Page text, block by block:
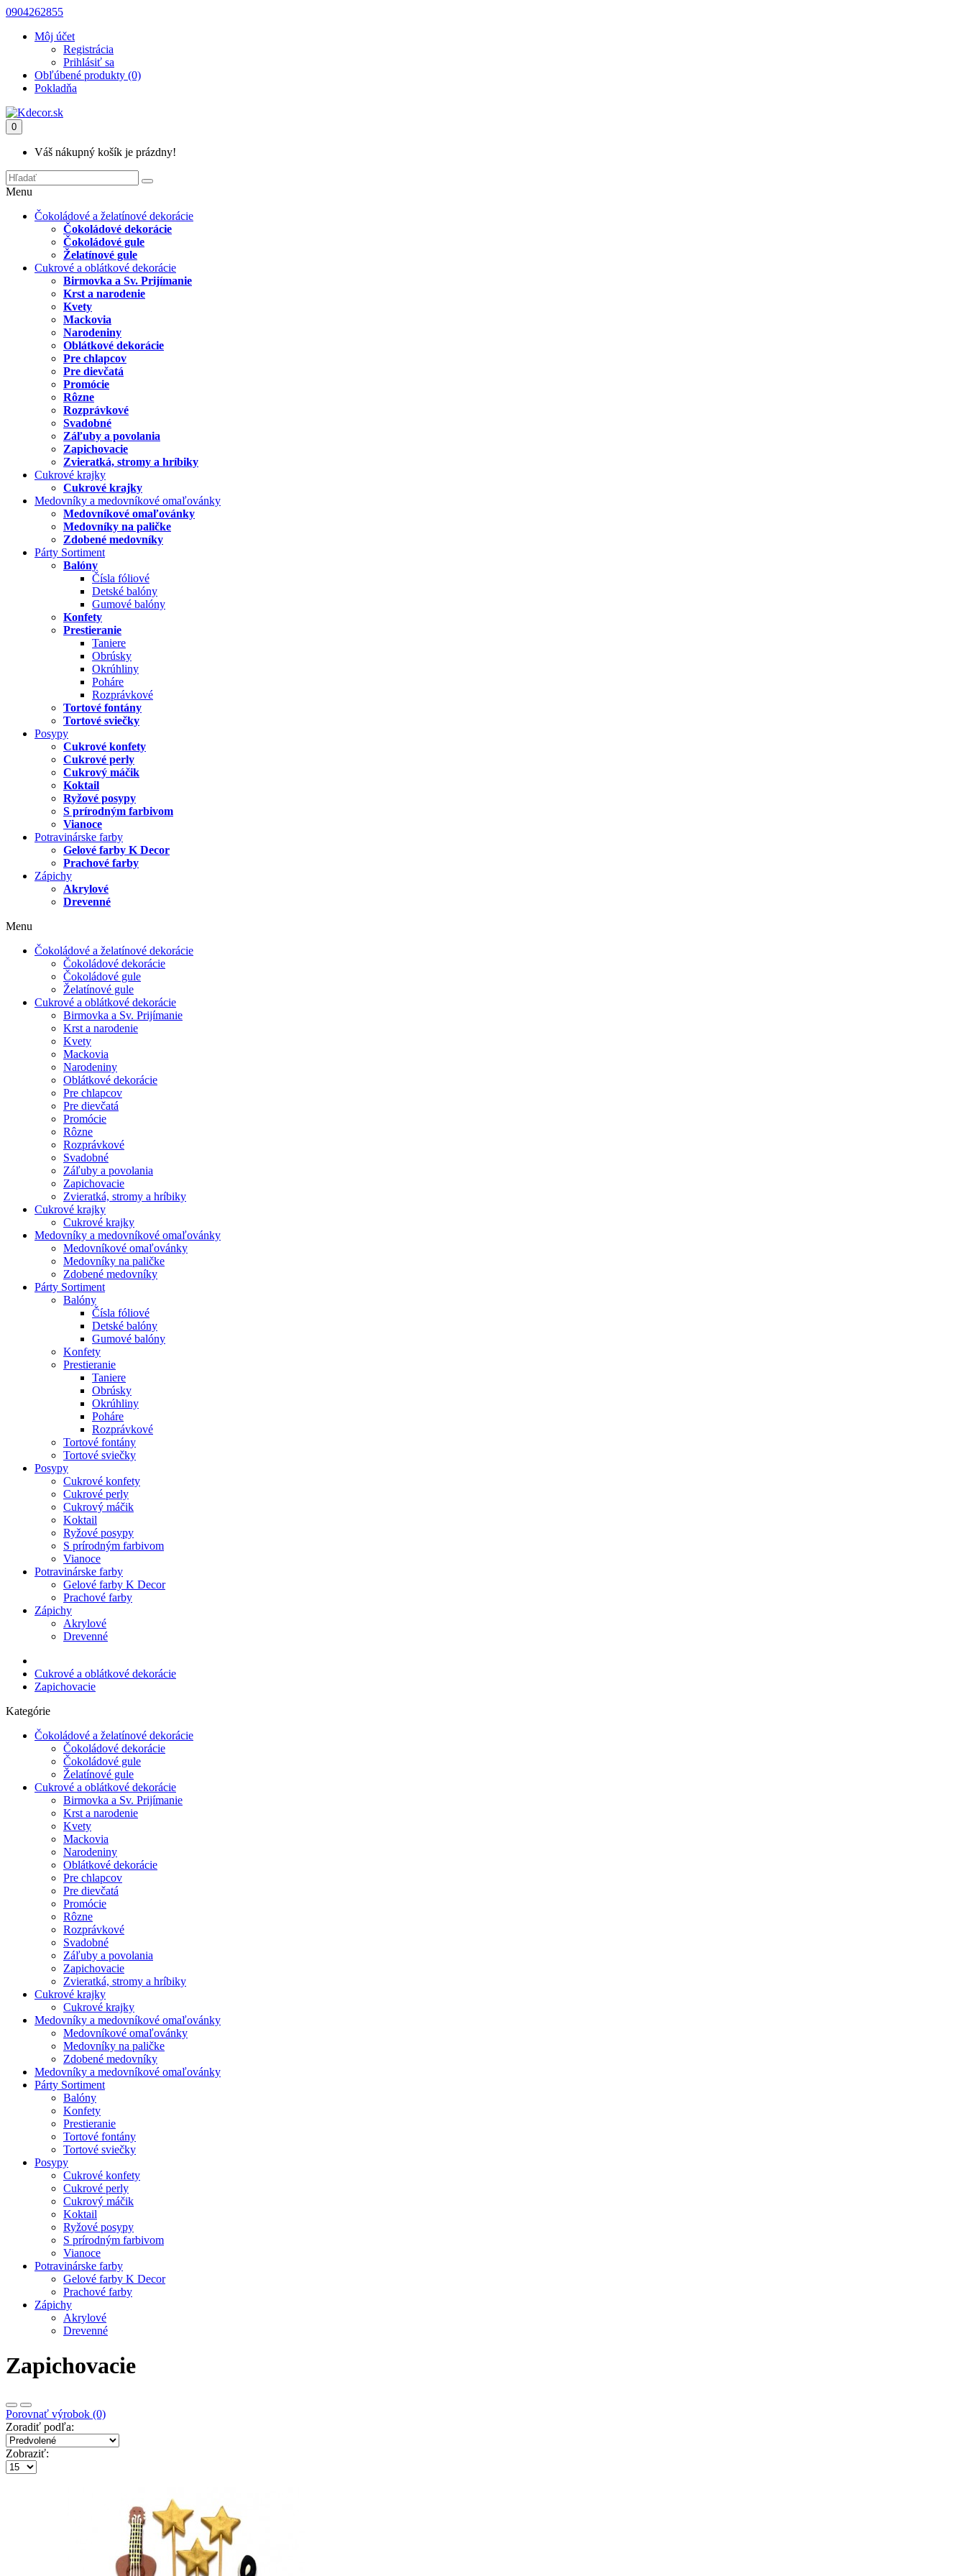
0904262855
Môj účet
Registrácia
Prihlásiť sa
Obľúbené produkty (0)
Pokladňa
0
Váš nákupný košík je prázdny!
Menu
Čokoládové a želatínové dekorácie
Čokoládové dekorácie
Čokoládové gule
Želatínové gule
Cukrové a oblátkové dekorácie
Birmovka a Sv. Prijímanie
Krst a narodenie
Kvety
Mackovia
Narodeniny
Oblátkové dekorácie
Pre chlapcov
Pre dievčatá
Promócie
Rôzne
Rozprávkové
Svadobné
Záľuby a povolania
Zapichovacie
Zvieratká, stromy a hríbiky
Cukrové krajky
Cukrové krajky
Medovníky a medovníkové omaľovánky
Medovníkové omaľovánky
Medovníky na paličke
Zdobené medovníky
Párty Sortiment
Balóny
Čísla fóliové
Detské balóny
Gumové balóny
Konfety
Prestieranie
Taniere
Obrúsky
Okrúhliny
Poháre
Rozprávkové
Tortové fontány
Tortové sviečky
Posypy
Cukrové konfety
Cukrové perly
Cukrový máčik
Koktail
Ryžové posypy
S prírodným farbivom
Vianoce
Potravinárske farby
Gelové farby K Decor
Prachové farby
Zápichy
Akrylové
Drevenné
Menu
Čokoládové a želatínové dekorácie
Čokoládové dekorácie
Čokoládové gule
Želatínové gule
Cukrové a oblátkové dekorácie
Birmovka a Sv. Prijímanie
Krst a narodenie
Kvety
Mackovia
Narodeniny
Oblátkové dekorácie
Pre chlapcov
Pre dievčatá
Promócie
Rôzne
Rozprávkové
Svadobné
Záľuby a povolania
Zapichovacie
Zvieratká, stromy a hríbiky
Cukrové krajky
Cukrové krajky
Medovníky a medovníkové omaľovánky
Medovníkové omaľovánky
Medovníky na paličke
Zdobené medovníky
Párty Sortiment
Balóny
Čísla fóliové
Detské balóny
Gumové balóny
Konfety
Prestieranie
Taniere
Obrúsky
Okrúhliny
Poháre
Rozprávkové
Tortové fontány
Tortové sviečky
Posypy
Cukrové konfety
Cukrové perly
Cukrový máčik
Koktail
Ryžové posypy
S prírodným farbivom
Vianoce
Potravinárske farby
Gelové farby K Decor
Prachové farby
Zápichy
Akrylové
Drevenné
Cukrové a oblátkové dekorácie
Zapichovacie
Kategórie
Čokoládové a želatínové dekorácie
Čokoládové dekorácie
Čokoládové gule
Želatínové gule
Cukrové a oblátkové dekorácie
Birmovka a Sv. Prijímanie
Krst a narodenie
Kvety
Mackovia
Narodeniny
Oblátkové dekorácie
Pre chlapcov
Pre dievčatá
Promócie
Rôzne
Rozprávkové
Svadobné
Záľuby a povolania
Zapichovacie
Zvieratká, stromy a hríbiky
Cukrové krajky
Cukrové krajky
Medovníky a medovníkové omaľovánky
Medovníkové omaľovánky
Medovníky na paličke
Zdobené medovníky
Medovníky a medovníkové omaľovánky
Párty Sortiment
Balóny
Konfety
Prestieranie
Tortové fontány
Tortové sviečky
Posypy
Cukrové konfety
Cukrové perly
Cukrový máčik
Koktail
Ryžové posypy
S prírodným farbivom
Vianoce
Potravinárske farby
Gelové farby K Decor
Prachové farby
Zápichy
Akrylové
Drevenné
Zapichovacie
Porovnať výrobok (0)
Zoradiť podľa:
Zobraziť: